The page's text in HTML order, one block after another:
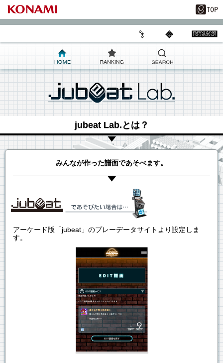
jubeat Lab.とは？
みんなが作った譜面であそべます。
アーケード版「jubeat」のプレーデータサイトより設定しま
す。